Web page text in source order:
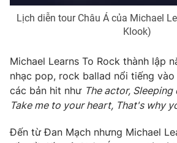
VTV Sức khoẻ Bất
VTV4 Vươn
Lịch diễn tour Châu Á của Michael
Klook)
Michael Learns To Rock thành lập
nhạc pop, rock ballad nổi tiếng
các bản hit như The actor,
Take me to your heart, That's why
Đến từ Đan Mạch nhưng Michael